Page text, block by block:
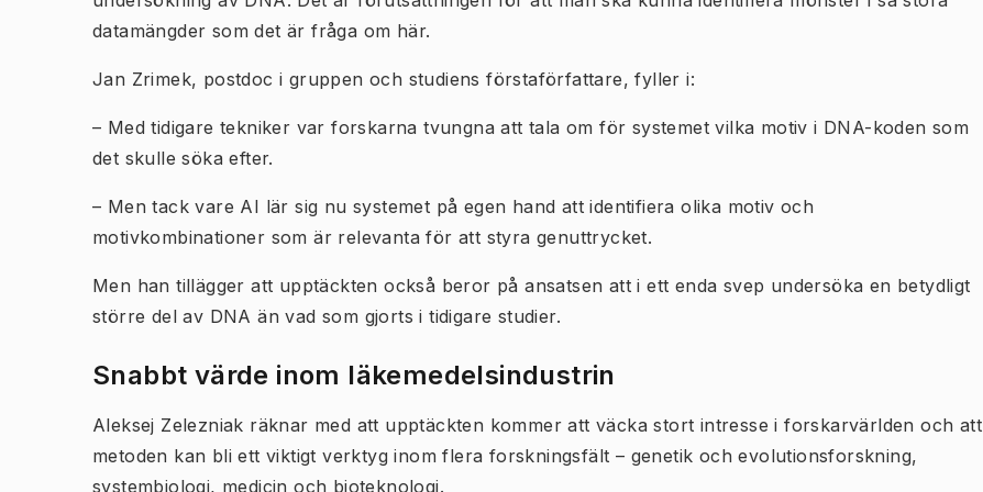
datamängder som det är fråga om här.
Jan Zrimek, postdoc i gruppen och studiens förstaförfattare, fyller i:
– Med tidigare tekniker var forskarna tvungna att tala om för systemet vilka motiv i DNA-koden som
det skulle söka efter.
– Men tack vare AI lär sig nu systemet på egen hand att identifiera olika motiv och
motivkombinationer som är relevanta för att styra genuttrycket.
Men han tillägger att upptäckten också beror på ansatsen att i ett enda svep undersöka en betydligt
större del av DNA än vad som gjorts i tidigare studier.
Snabbt värde inom l​äkemedelsindustrin
Aleksej Zelezniak räknar med att upptäckten kommer att väcka stort intresse i forskarvärlden och att
metoden kan bli ett viktigt verktyg inom flera forskningsfält – genetik och evolutionsforskning,
systembiologi, medicin och bioteknologi.